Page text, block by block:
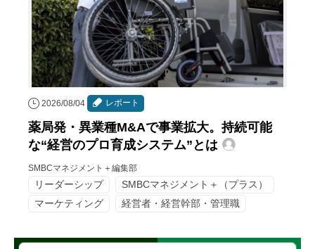
2026/08/04 レポート
薬局発・異業種M&Aで事業拡大。持続可能
な“経営のプロ育成システム”とは
SMBCマネジメント＋編集部
リーダーシップ
SMBCマネジメント＋（プラス）
マーケティング
経営者・経営幹部・管理職